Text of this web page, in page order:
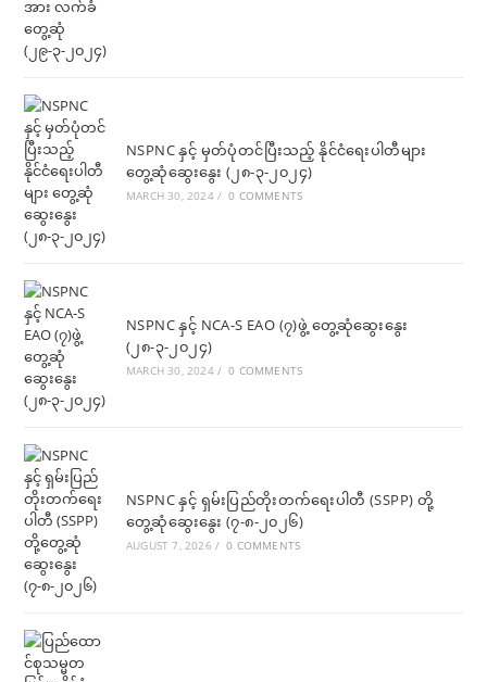
NSPNC နှင့် မှတ်ပုံတင်ပြီးသည့် နိုင်ငံရေးပါတီများ
တွေ့ဆုံဆွေးနွေး (၂၈-၃-၂၀၂၄)
MARCH 30, 2024 / 0 COMMENTS
NSPNC နှင့် NCA-S EAO (၇)ဖွဲ့ တွေ့ဆုံဆွေးနွေး
(၂၈-၃-၂၀၂၄)
MARCH 30, 2024 / 0 COMMENTS
NSPNC နှင့် ရှမ်းပြည်တိုးတက်ရေးပါတီ (SSPP) တို့
တွေ့ဆုံဆွေးနွေး (၇-၈-၂၀၂၆)
AUGUST 7, 2026 / 0 COMMENTS